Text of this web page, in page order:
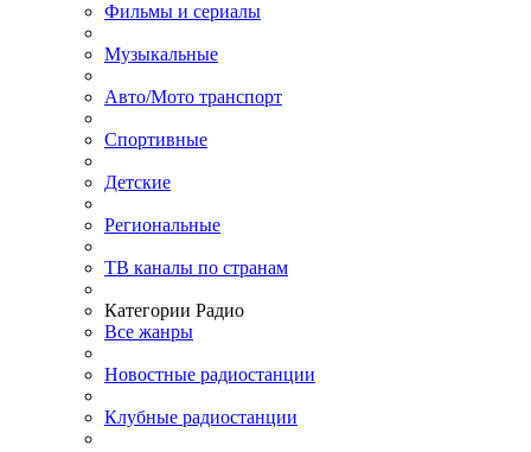
Фильмы и сериалы
Музыкальные
Авто/Мото транспорт
Спортивные
Детские
Региональные
ТВ каналы по странам
Категории Радио
Все жанры
Новостные радиостанции
Клубные радиостанции